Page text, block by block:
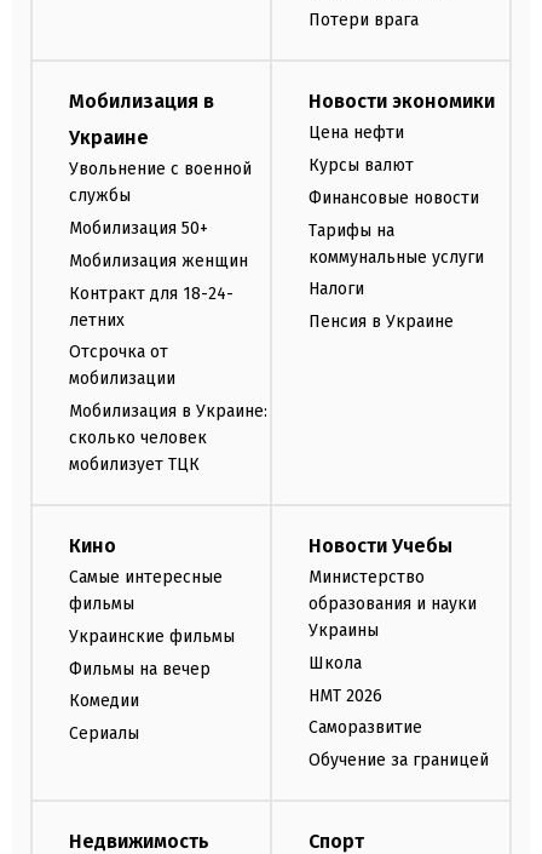
Потери врага
Мобилизация в
Украине
Увольнение с военной
службы
Мобилизация 50+
Мобилизация женщин
Контракт для 18-24-
летних
Отсрочка от
мобилизации
Мобилизация в Украине:
сколько человек
мобилизует ТЦК
Новости экономики
Цена нефти
Курсы валют
Финансовые новости
Тарифы на
коммунальные услуги
Налоги
Пенсия в Украине
Кино
Самые интересные
фильмы
Украинские фильмы
Фильмы на вечер
Комедии
Сериалы
Новости Учебы
Министерство
образования и науки
Украины
Школа
НМТ 2026
Саморазвитие
Обучение за границей
Недвижимость Спорт